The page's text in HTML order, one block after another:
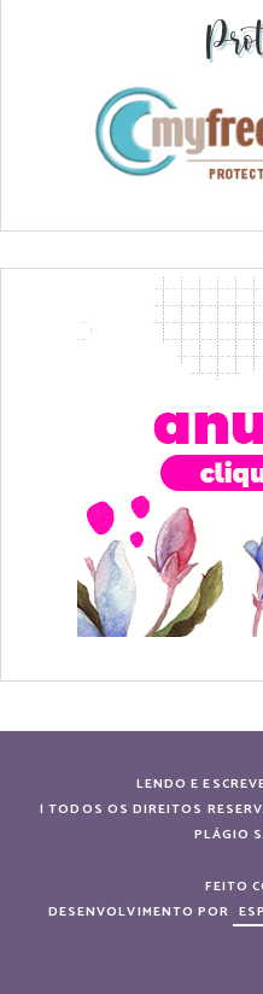
LENDO E
| TODOS OS DIREITOS
PLÁGIO
FEITO
DESENVOLVIMENTO POR